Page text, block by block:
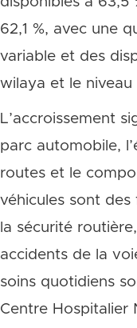
62,1 %, avec une
variable et des
wilaya et le
L’accroissement
parc automobile,
routes et le
véhicules sont
la sécurité
accidents de la
soins quotidiens
Centre Hospitalier